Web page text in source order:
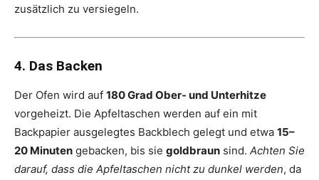
zusätzlich zu versiegeln.
4. Das Backen
Der Ofen wird auf 180 Grad Ober- und Unterhitze
vorgeheizt. Die Apfeltaschen werden auf ein mit
Backpapier ausgelegtes Backblech gelegt und etwa 15–
20 Minuten gebacken, bis sie goldbraun sind. Achten Sie
darauf, dass die Apfeltaschen nicht zu dunkel werden, da